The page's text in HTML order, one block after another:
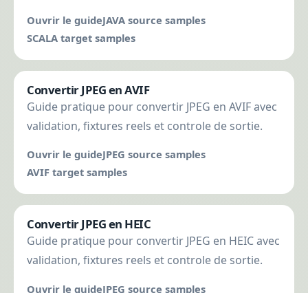
Ouvrir le guideJAVA source samples
SCALA target samples
Convertir JPEG en AVIF
Guide pratique pour convertir JPEG en AVIF avec
validation, fixtures reels et controle de sortie.
Ouvrir le guideJPEG source samples
AVIF target samples
Convertir JPEG en HEIC
Guide pratique pour convertir JPEG en HEIC avec
validation, fixtures reels et controle de sortie.
Ouvrir le guideJPEG source samples